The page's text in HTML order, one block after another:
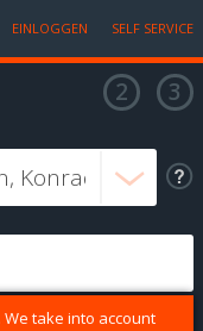
EINLOGGEN SELF SERVICE
take into account